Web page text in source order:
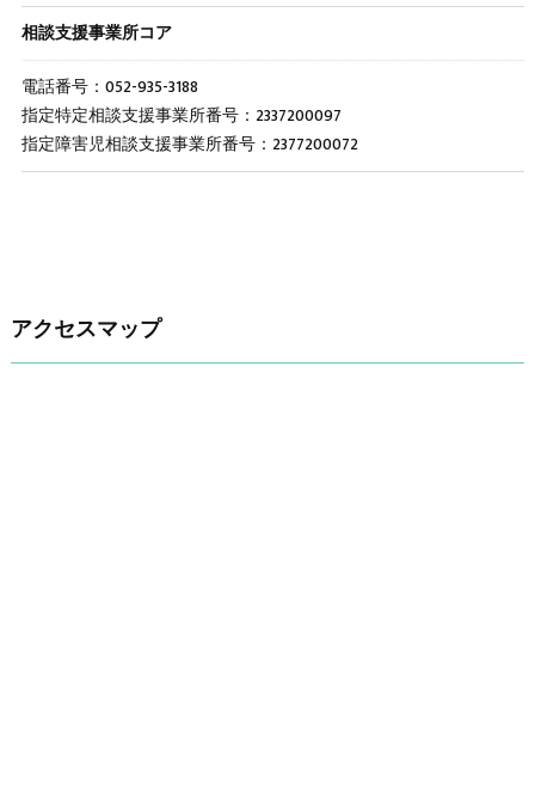
相談支援事業所コア
電話番号：052-935-3188
指定特定相談支援事業所番号：2337200097
指定障害児相談支援事業所番号：2377200072
アクセスマップ